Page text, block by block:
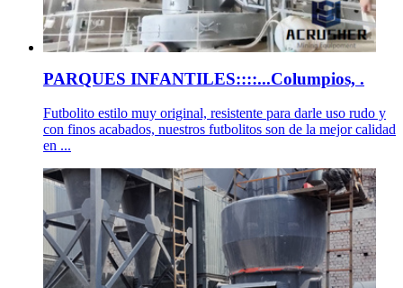
PARQUES INFANTILES::::...Columpios, .
Futbolito estilo muy original, resistente para darle uso rudo y
con finos acabados, nuestros futbolitos son de la mejor calidad
en ...